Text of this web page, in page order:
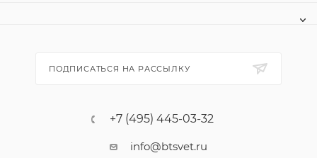
ПОДПИСАТЬСЯ НА РАССЫЛКУ
+7 (495) 445-03-32
info@btsvet.ru